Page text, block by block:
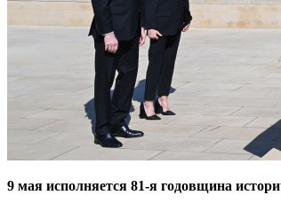
9 мая исполняется 81-я годовщина